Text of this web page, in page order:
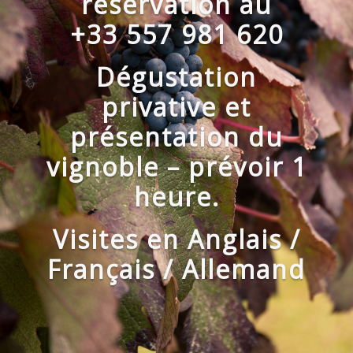
+33 557 981 620
Dégustation
privative et
présentation du
vignoble – prévoir 1
heure.
Visites en Anglais /
Français / Allemand